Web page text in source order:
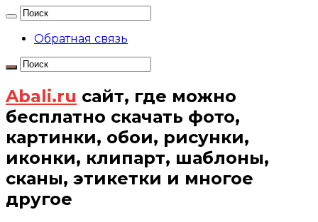
Обратная связь
Abali.ru сайт, где можно
бесплатно скачать фото,
картинки, обои, рисунки,
иконки, клипарт, шаблоны,
сканы, этикетки и многое
другое